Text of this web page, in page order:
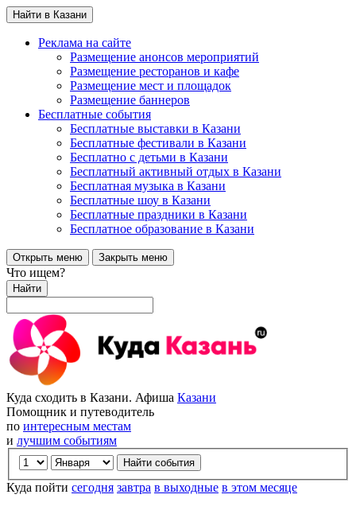
Найти в Казани
Реклама на сайте
Размещение анонсов мероприятий
Размещение ресторанов и кафе
Размещение мест и площадок
Размещение баннеров
Бесплатные события
Бесплатные выставки в Казани
Бесплатные фестивали в Казани
Бесплатно с детьми в Казани
Бесплатный активный отдых в Казани
Бесплатная музыка в Казани
Бесплатные шоу в Казани
Бесплатные праздники в Казани
Бесплатное образование в Казани
Открыть меню Закрыть меню
Что ищем?
Найти
Куда сходить в Казани. Афиша Казани
Помощник и путеводитель
по интересным местам
и лучшим событиям
Куда пойти сегодня завтра в выходные в этом месяце